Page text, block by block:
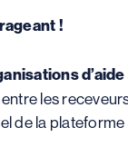
!
les
de la